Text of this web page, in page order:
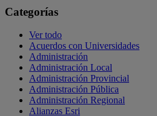
Categorías
Ver todo
Acuerdos con Universidades
Administración
Administración Local
Administración Provincial
Administración Pública
Administración Regional
Alianzas Esri